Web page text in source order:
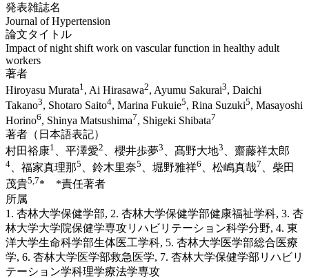
発表雑誌名
Journal of Hypertension
論文タイトル
Impact of night shift work on vascular function in healthy adult
workers
著者
Hiroyasu Murata1 , Ai Hirasawa2, Ayumu Sakurai3, Daichi
Takano3, Shotaro Saito4, Marina Fukuie5, Rina Suzuki5, Masayoshi
Horino6, Shinya Matsushima7, Shigeki Shibata7
著者（日本語表記）
村田裕康1 、平澤愛2 、櫻井歩夢3 、髙野大地3 、齋藤祥太郎
4、福家真理那5 、鈴木里奈5 、堀野雅祥6 、松嶋真哉7 、柴田
茂貴5,7* *責任著者
所属
1. 杏林大学保健学部, 2. 杏林大学保健学部健康福祉学科, 3. 杏
林大学大学院保健学専攻リハビリテーション科学分野, 4. 東
洋大学生命科学部生体医工学科, 5. 杏林大学医学部総合医療
学, 6. 杏林大学医学部救急医学, 7. 杏林大学保健学部リハビリ
テーション学科理学療法学専攻